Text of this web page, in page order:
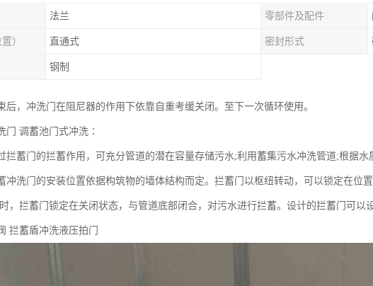
法兰 零部件及配件
） 直通式 密封形式
钢制
后，冲洗门在阻尼器的作用下依靠自重考缓关闭。至下一次循环使用。
门 调蓄池门式冲洗∶
拦蓄门的拦蓄作用，可充分管道的潜在容量存储污水;利用蓄集污水冲洗管道;根据
冲洗门的安装位置依据构筑物的墙体结构而定。拦蓄门以枢纽转动，可以锁定在位
，拦蓄门锁定在关闭状态，与管道底部闭合，对污水进行拦蓄。设计的拦蓄门可以
拦蓄盾冲洗液压拍门